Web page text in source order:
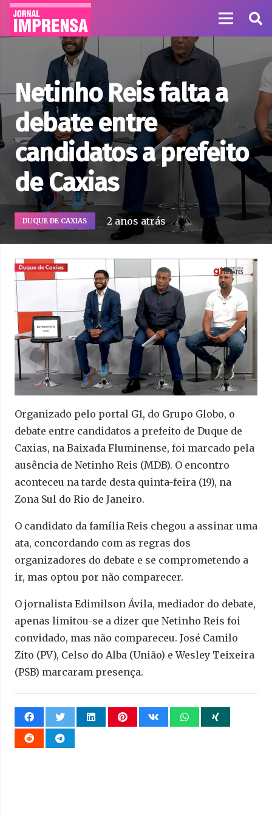
Netinho Reis falta a
debate entre
candidatos a prefeito
de Caxias
DUQUE DE CAXIAS 2 anos atrás
Organizado pelo portal G1, do Grupo Globo, o
debate entre candidatos a prefeito de Duque de
Caxias, na Baixada Fluminense, foi marcado pela
ausência de Netinho Reis (MDB). O encontro
aconteceu na tarde desta quinta-feira (19), na
Zona Sul do Rio de Janeiro.
O candidato da família Reis chegou a assinar uma
ata, concordando com as regras dos
organizadores do debate e se comprometendo a
ir, mas optou por não comparecer.
O jornalista Edimilson Ávila, mediador do debate,
apenas limitou-se a dizer que Netinho Reis foi
convidado, mas não compareceu. José Camilo
Zito (PV), Celso do Alba (União) e Wesley Teixeira
(PSB) marcaram presença.